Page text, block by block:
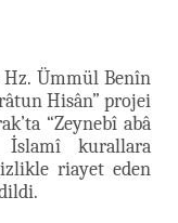
Hz. Ümmül Benîn
Hisân” projei
“Zeynebî abâ
kurallara
riayet eden